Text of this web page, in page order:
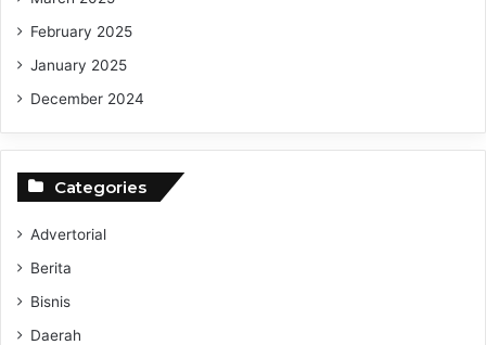
mendatang demi keselamatan bersama.(wa/an)
Gadis Asal Sidoarjo Meningga
Tragedi Kabel Terkelupas di Warkop
February 2025
January 2025
December 2024
Categories
Advertorial
Berita
Bisnis
Daerah